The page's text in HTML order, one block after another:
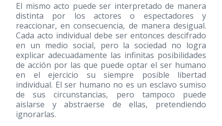
El mismo acto puede ser interpretado de manera
distinta por los actores o espectadores y
reaccionar, en consecuencia, de manera desigual.
Cada acto individual debe ser entonces descifrado
en un medio social, pero la sociedad no logra
explicar adecuadamente las infinitas posibilidades
de acción por las que puede optar el ser humano
en el ejercicio su siempre posible libertad
individual. El ser humano no es un esclavo sumiso
de sus circunstancias, pero tampoco puede
aislarse y abstraerse de ellas, pretendiendo
ignorarlas.